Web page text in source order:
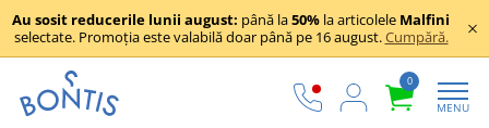
Au sosit reducerile lunii august: până la50% la articolele Malfini
selectate. Promoția este valabilă doar până pe 16 august.Cumpără.
0
MENU